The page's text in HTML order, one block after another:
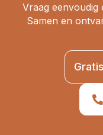
Vraag eenvoudig
Samen en